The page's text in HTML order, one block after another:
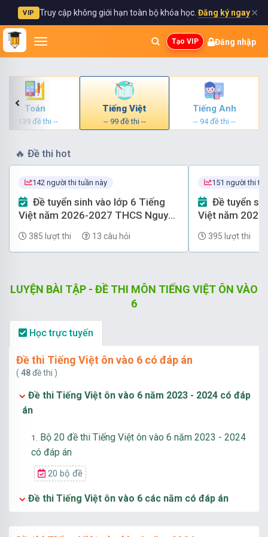
VIP Truy cập không giới hạn toàn bộ khóa học. Đăng ký ngay✕
Tạo VIP Đăng nhập
Toán
-- 139 đề thi --
Tiếng Việt
-- 99 đề thi --
Tiếng Anh
-- 94 đề thi --
🔥 Đề thi hot
142 người thi tuần này
Việt năm 2026-2027 THCS Nguyễn
án)385 lượt thi 13 câu hỏi
151 người thi
Việt năm
395 lượt thi
LUYỆN BÀI TẬP - ĐỀ THI MÔN TIẾNG VIỆT ÔN VÀO
6
Học trực tuyến
Đề thi Tiếng Việt ôn vào 6 có đáp án
( 48đề thi )
Đề thi Tiếng Việt ôn vào 6 năm 2023 - 2024 có đáp
án
1.
Bộ 20 đề thi Tiếng Việt ôn vào 6 năm 2023 - 2024
có đáp án
20 bộ đề
Đề thi Tiếng Việt ôn vào 6 các năm có đáp án